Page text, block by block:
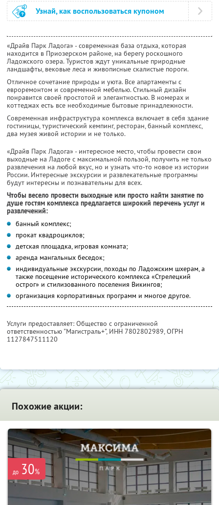
Узнай, как воспользоваться купоном
«Драйв Парк Ладога» - современная база отдыха, которая
находится в Приозерском районе, на берегу роскошного
Ладожского озера. Туристов ждут уникальные природные
ландшафты, вековые леса и живописные скалистые пороги.
Отличное сочетание природы и уюта. Все апартаменты с
евроремонтом и современной мебелью. Стильный дизайн
понравится своей простотой и элегантностью. В номерах и
коттеджах есть все необходимые бытовые принадлежности.
Современная инфраструктура комплекса включает в себя здание
гостиницы, туристический кемпинг, ресторан, банный комплекс,
два музея живой истории и не только.
«Драйв Парк Ладога» - интересное место, чтобы провести свои
выходные на Ладоге с максимальной пользой, получить не только
развлечения на любой вкус, но и узнать что-то новое из истории
России. Интересные экскурсии и развлекательные программы
будут интересны и познавательны для всех.
Чтобы весело провести выходные или просто найти занятие по
душе гостям комплекса предлагается широкий перечень услуг и
развлечений:
банный комплекс;
прокат квадроциклов;
детская площадка, игровая комната;
аренда мангальных беседок;
индивидуальные экскурсии, походы по Ладожским шхерам, а
также посещение исторического комплекса «Стрелецкий
острог» и стилизованного поселения Викингов;
организация корпоративных программ и многое другое.
Услуги предоставляет: Общество с ограниченной
ответственностью "Магистраль+", ИНН 7802802989, ОГРН
1127847511120
Похожие акции:
до 30%